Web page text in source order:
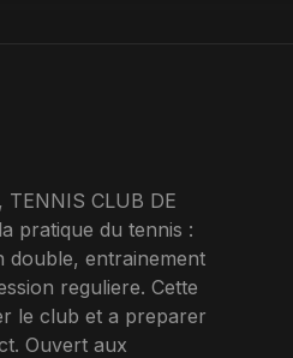
CLUB DE
pratique du tennis :
double, entrainement
reguliere. Cette
le club et a preparer
Ouvert aux